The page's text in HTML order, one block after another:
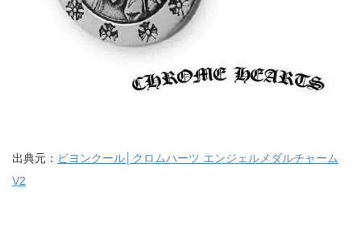
出典元： ビヨンクール│クロムハーツ エンジェルメダルチャーム
V2